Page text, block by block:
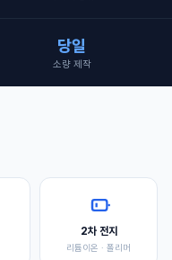
당일
소량 제작
2차 전지
리튬이온 · 폴리머